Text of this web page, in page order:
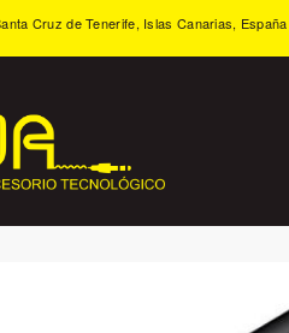
Cruz de Tenerife, Islas Canarias, España